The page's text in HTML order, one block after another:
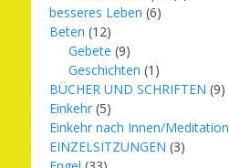
besseres Leben (6)
Beten (12)
Gebete (9)
Geschichten (1)
BÜCHER UND SCHRIFTEN (9)
Einkehr (5)
Einkehr nach Innen/Meditation
EINZELSITZUNGEN (3)